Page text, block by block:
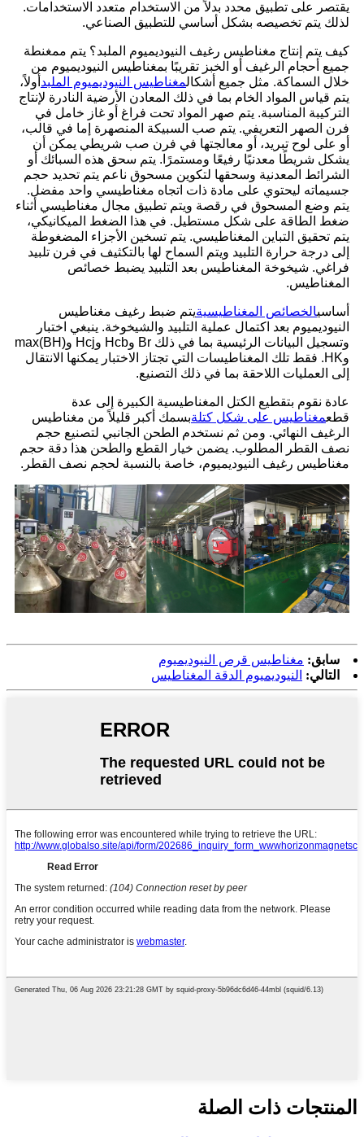
يقتصر على تطبيق محدد بدلاً من الاستخدام متعدد الاستخدامات.
لذلك يتم تخصيصه بشكل أساسي للتطبيق الصناعي.
كيف يتم إنتاج مغناطيس رغيف النيوديميوم الملبد؟ يتم ممغنطة
جميع أحجام الرغيف أو الخبز تقريبًا بمغناطيس النيوديميوم من
خلال السماكة. مثل جميع أشكالمغناطيس النيوديميوم الملبد أولاً،
يتم قياس المواد الخام بما في ذلك المعادن الأرضية النادرة لإنتاج
التركيبة المناسبة. يتم صهر المواد تحت فراغ أو غاز خامل في
فرن الصهر التعريفي. يتم صب السبيكة المنصهرة إما في قالب،
أو على لوح تبريد، أو معالجتها في فرن صب شريطي يمكن أن
يشكل شريطًا معدنيًا رفيعًا ومستمرًا. يتم سحق هذه السبائك أو
الشرائط المعدنية وسحقها لتكوين مسحوق ناعم يتم تحديد حجم
جسيماته ليحتوي على مادة ذات اتجاه مغناطيسي واحد مفضل.
يتم وضع المسحوق في رقصة ويتم تطبيق مجال مغناطيسي أثناء
ضغط الطاقة على شكل مستطيل. في هذا الضغط الميكانيكي،
يتم تحقيق التباين المغناطيسي. يتم تسخين الأجزاء المضغوطة
إلى درجة حرارة التلبيد ويتم السماح لها بالتكثيف في فرن تلبيد
فراغي. شيخوخة المغناطيس بعد التلبيد يضبط خصائص
المغناطيس.
أساسيالخصائص المغناطيسيةيتم ضبط رغيف مغناطيس
النيوديميوم بعد اكتمال عملية التلبيد والشيخوخة. ينبغي اختبار
وتسجيل البيانات الرئيسية بما في ذلك Br وHcb وHcj و(BH)max
وHK. فقط تلك المغناطيسات التي تجتاز الاختبار يمكنها الانتقال
إلى العمليات اللاحقة بما في ذلك التصنيع.
عادة نقوم بتقطيع الكتل المغناطيسية الكبيرة إلى عدة
قطعمغناطيس على شكل كتلةبسمك أكبر قليلاً من مغناطيس
الرغيف النهائي. ومن ثم نستخدم الطحن الجانبي لتصنيع حجم
نصف القطر المطلوب. يضمن خيار القطع والطحن هذا دقة حجم
مغناطيس رغيف النيوديميوم، خاصة بالنسبة لحجم نصف القطر.
سابق: مغناطيس قرص النيوديميوم
التالي: النيوديميوم الدقة المغناطيس
المنتجات ذات الصلة